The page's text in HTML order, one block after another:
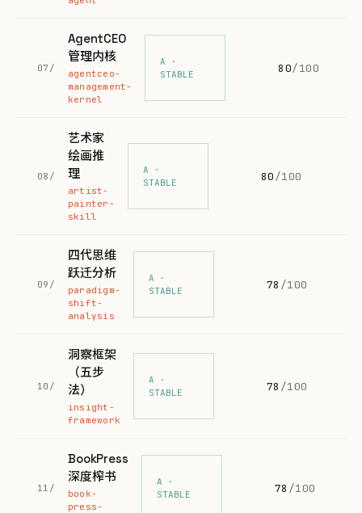
07/
AgentCEO
管理内核
agentceo-
management-
kernel
A ·
STABLE
80/100
08/
艺术家
绘画推
理
artist-
painter-
skill
A ·
STABLE
80/100
09/
四代思维
跃迁分析
paradigm-
shift-
analysis
A ·
STABLE
78 /100
10/
洞察框架
（五步
法）
insight-
framework
A ·
STABLE
78 /100
11/
BookPress
深度榨书
book-
press-
A ·
STABLE
78 /100